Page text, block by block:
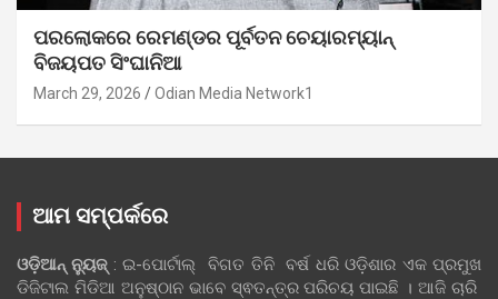
ପରଲୋକରେ ରେମଣ୍ଡର ପୂର୍ବତନ ଚେୟାରମ୍ୟାନ୍
ବିଜୟପତ ସିଂଘାନିଆ
March 29, 2026 Odian Media Network1
ଆମ ସମ୍ପର୍କରେ
ଓଡ଼ିଆନ୍‍ ନ୍ୟୁଜ୍‍: ଇ-ପୋର୍ଟାଲ୍ ବିଗତ ତିନି ବର୍ଷ ଧରି ଓଡ଼ିଶାର ଏକ ପ୍ରମୁଖ
ଡିଜିଟାଲ ମିଡିଆ ଅନୁଷ୍ଠାନ ଭାବେ ସ୍ଵତନ୍ତ୍ର ପରିଚୟ ପାଇଛି । ଆଜି ଚାରି